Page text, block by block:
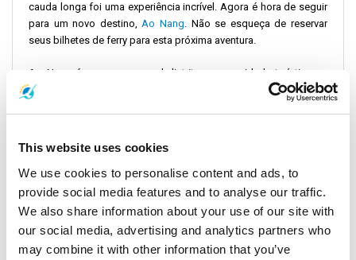
This website uses cookies
We use cookies to personalise content and ads, to
provide social media features and to analyse our traffic.
We also share information about your use of our site with
our social media, advertising and analytics partners who
may combine it with other information that you’ve
cauda longa foi uma experiência incrível. Agora é hora de seguir
para um novo destino,Ao Nang. Não se esqueça de reservar
seus bilhetes de ferry para esta próxima aventura.
Ao Nang é um pequeno subdistrito e uma cidade turística na
Tailândia. Está localizado na região central da província de Krabi.
Há muitos centros de mergulho na cidade, que oferecem cursos
que vão desde o nível básico até o nível de instrutor. Os pontos
de mergulho em Ao Nang são de fácil acesso e menos
movimentados do que aqueles nas ilhas Koh Phi Phi.